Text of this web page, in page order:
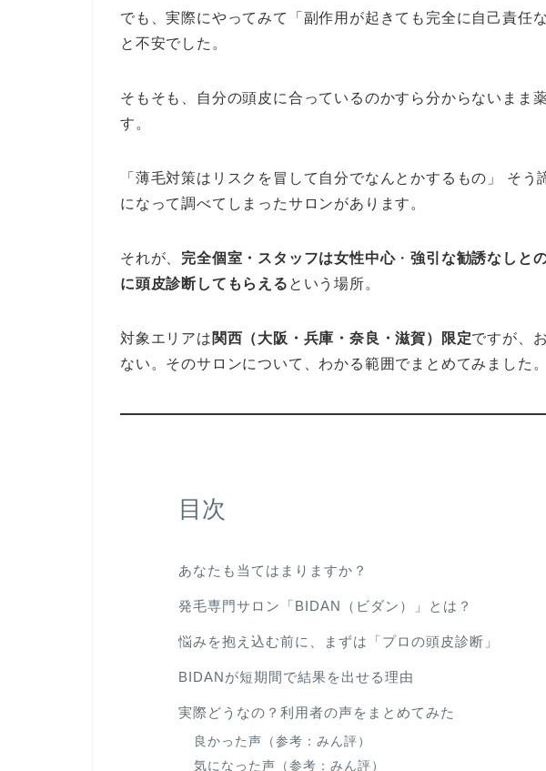
でも、実際にやってみて「副作用が起きても完全に自己責任
と不安でした。
そもそも、自分の頭皮に合っているのかすら分からないまま
す。
「薄毛対策はリスクを冒して自分でなんとかするもの」 そ
になって調べてしまったサロンがあります。
それが、 完全個室・スタッフは女性中心・強引な勧誘なしと
に頭皮診断してもらえる という場所。
対象エリアは 関西（大阪・兵庫・奈良・滋賀）限定ですが、
ない。そのサロンについて、わかる範囲でまとめてみました。
目次
あなたも当てはまりますか？
発毛専門サロン「BIDAN（ビダン）」とは？
悩みを抱え込む前に、まずは「プロの頭皮診断」
BIDANが短期間で結果を出せる理由
実際どうなの？利用者の声をまとめてみた
良かった声（参考：みん評）
気になった声（参考：みん評）